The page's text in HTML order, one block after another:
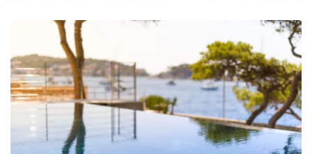
Soba 3: Bračni krevet: 1
Soba 4: Bračni krevet: 1
Soba 5: Bračni krevet: 1
Soba 6: Bračni krevet: 1